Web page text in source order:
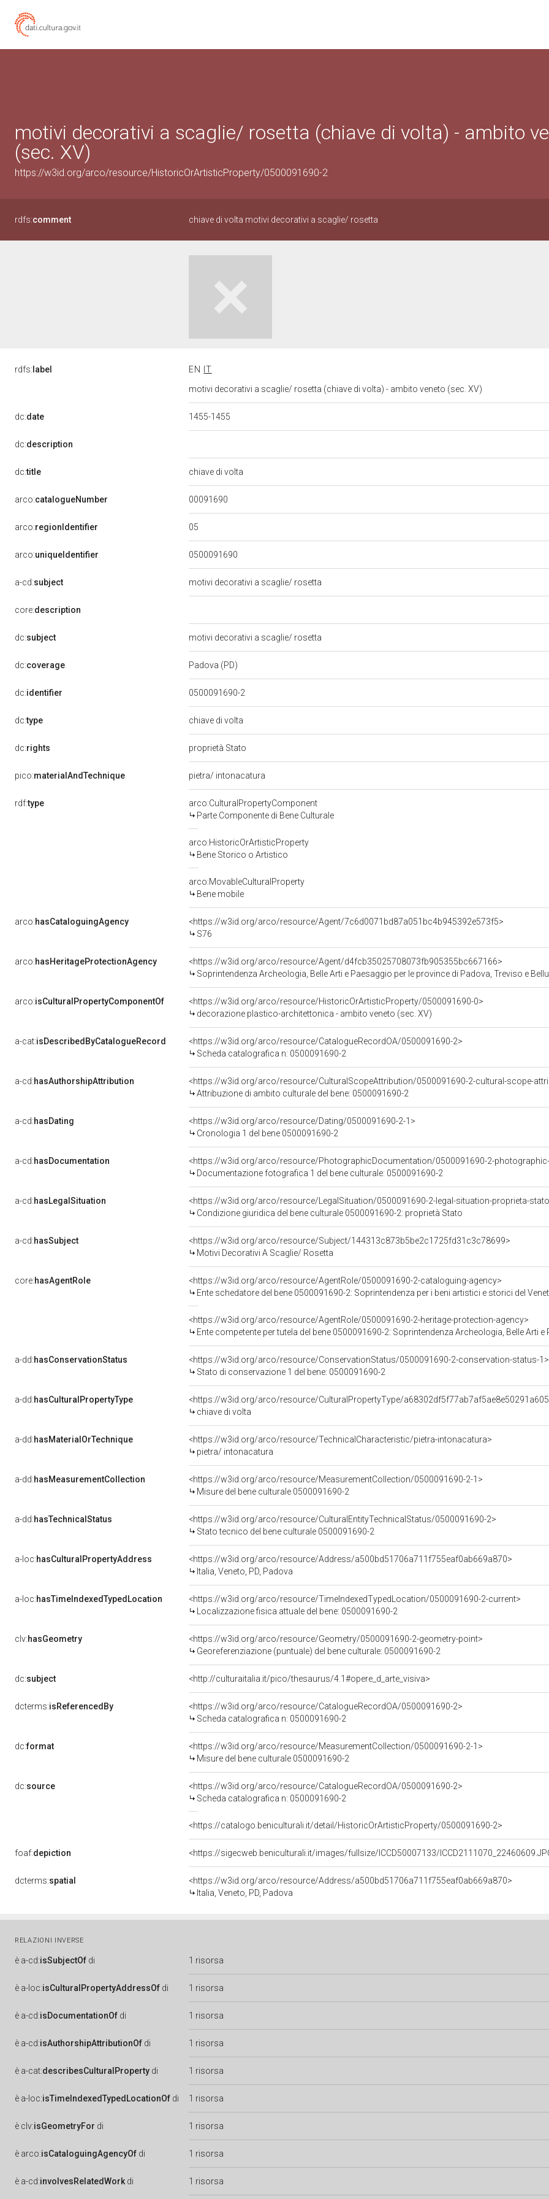
motivi decorativi a scaglie/ rosetta (chiave di volta) - ambito
(sec. XV)
https://w3id.org/arco/resource/HistoricOrArtisticProperty/0500091690-2
rdfs:comment chiave di volta motivi decorativi a scaglie/ rosetta
rdfs: label EN
IT
motivi decorativi a scaglie/ rosetta (chiave di volta) - ambito veneto (sec. XV)
dc:date 1455-1455
dc:description
dc:title chiave di volta
arco:catalogueNumber 00091690
arco:regionIdentifier 05
arco:uniqueIdentifier 0500091690
a-cd:subject motivi decorativi a scaglie/ rosetta
core:description
dc:subject motivi decorativi a scaglie/ rosetta
dc:coverage Padova (PD)
dc:identifier 0500091690-2
dc:type chiave di volta
dc:rights proprietà Stato
pico:materialAndTechnique pietra/ intonacatura
rdf:type
arco:CulturalPropertyComponent
Parte Componente di Bene Culturale
arco:HistoricOrArtisticProperty
Bene Storico o Artistico
arco:MovableCulturalProperty
Bene mobile
arco:hasCataloguingAgency
<https://w3id.org/arco/resource/Agent/7c6d0071bd87a051bc4b945392e573f5>
S76
arco:hasHeritageProtectionAgency
<https://w3id.org/arco/resource/Agent/d4fcb35025708073fb905355bc667166>
Soprintendenza Archeologia, Belle Arti e Paesaggio per le province di Padova, Treviso e
arco:isCulturalPropertyComponentOf
<https://w3id.org/arco/resource/HistoricOrArtisticProperty/0500091690-0>
decorazione plastico-architettonica - ambito veneto (sec. XV)
a-cat:isDescribedByCatalogueRecord
<https://w3id.org/arco/resource/CatalogueRecordOA/0500091690-2>
Scheda catalografica n: 0500091690-2
a-cd:hasAuthorshipAttribution
<https://w3id.org/arco/resource/CulturalScopeAttribution/0500091690-2-cultural-scope-
Attribuzione di ambito culturale del bene: 0500091690-2
a-cd:hasDating
<https://w3id.org/arco/resource/Dating/0500091690-2-1>
Cronologia 1 del bene 0500091690-2
a-cd:hasDocumentation
<https://w3id.org/arco/resource/PhotographicDocumentation/0500091690-2-
Documentazione fotografica 1 del bene culturale: 0500091690-2
a-cd:hasLegalSituation
<https://w3id.org/arco/resource/LegalSituation/0500091690-2-legal-situation-proprieta-
Condizione giuridica del bene culturale 0500091690-2: proprietà Stato
a-cd:hasSubject
<https://w3id.org/arco/resource/Subject/144313c873b5be2c1725fd31c3c78699>
Motivi Decorativi A Scaglie/ Rosetta
core:hasAgentRole
<https://w3id.org/arco/resource/AgentRole/0500091690-2-cataloguing-agency>
Ente schedatore del bene 0500091690-2: Soprintendenza per i beni artistici e storici del
<https://w3id.org/arco/resource/AgentRole/0500091690-2-heritage-protection-agency>
Ente competente per tutela del bene 0500091690-2: Soprintendenza Archeologia, Belle Arti
a-dd:hasConservationStatus
<https://w3id.org/arco/resource/ConservationStatus/0500091690-2-conservation-status-1>
Stato di conservazione 1 del bene: 0500091690-2
a-dd:hasCulturalPropertyType
<https://w3id.org/arco/resource/CulturalPropertyType/
chiave di volta
a-dd:hasMaterialOrTechnique
<https://w3id.org/arco/resource/TechnicalCharacteristic/pietra-intonacatura>
pietra/ intonacatura
a-dd:hasMeasurementCollection
<https://w3id.org/arco/resource/MeasurementCollection/0500091690-2-1>
Misure del bene culturale 0500091690-2
a-dd:hasTechnicalStatus
<https://w3id.org/arco/resource/CulturalEntityTechnicalStatus/0500091690-2>
Stato tecnico del bene culturale 0500091690-2
a-loc:hasCulturalPropertyAddress
<https://w3id.org/arco/resource/Address/a500bd51706a711f755eaf0ab669a870>
Italia, Veneto, PD, Padova
a-loc:hasTimeIndexedTypedLocation
<https://w3id.org/arco/resource/TimeIndexedTypedLocation/0500091690-2-current>
Localizzazione fisica attuale del bene: 0500091690-2
clv:hasGeometry
<https://w3id.org/arco/resource/Geometry/0500091690-2-geometry-point>
Georeferenziazione (puntuale) del bene culturale: 0500091690-2
dc:subject <http://culturaitalia.it/pico/thesaurus/4.1#opere_d_arte_visiva>
dcterms:isReferencedBy
<https://w3id.org/arco/resource/CatalogueRecordOA/0500091690-2>
Scheda catalografica n: 0500091690-2
dc:format
<https://w3id.org/arco/resource/MeasurementCollection/0500091690-2-1>
Misure del bene culturale 0500091690-2
dc:source
<https://w3id.org/arco/resource/CatalogueRecordOA/0500091690-2>
Scheda catalografica n: 0500091690-2
<https://catalogo.beniculturali.it/detail/HistoricOrArtisticProperty/0500091690-2>
foaf:depiction <https://sigecweb.beniculturali.it/images/fullsize/ICCD50007133/
dcterms:spatial
<https://w3id.org/arco/resource/Address/a500bd51706a711f755eaf0ab669a870>
Italia, Veneto, PD, Padova
RELAZIONI INVERSE
è a-cd:isSubjectOf di 1 risorsa
è a-loc:isCulturalPropertyAddressOf di 1 risorsa
è a-cd:isDocumentationOf di 1 risorsa
è a-cd:isAuthorshipAttributionOf di 1 risorsa
è a-cat:describesCulturalProperty di 1 risorsa
è a-loc:isTimeIndexedTypedLocationOf di 1 risorsa
è clv:isGeometryFor di 1 risorsa
è arco:isCataloguingAgencyOf di 1 risorsa
è a-cd:involvesRelatedWork di 1 risorsa